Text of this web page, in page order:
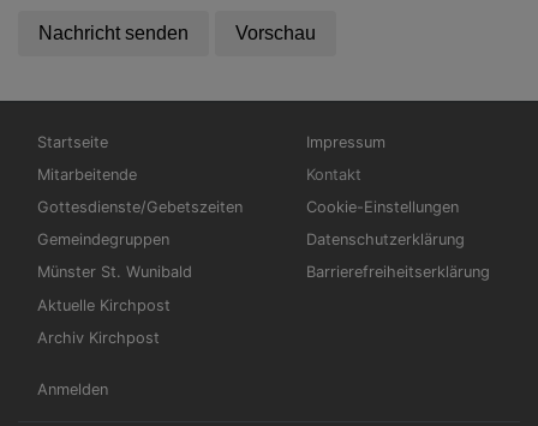
Hauptnavigation
Startseite
Mitarbeitende
Gottesdienste/Gebetszeiten
Gemeindegruppen
Münster St. Wunibald
Aktuelle Kirchpost
Archiv Kirchpost
Fußbereichsmenü
Impressum
Kontakt
Cookie-Einstellungen
Datenschutzerklärung
Barrierefreiheitserklärung
Benutzermenü
Anmelden